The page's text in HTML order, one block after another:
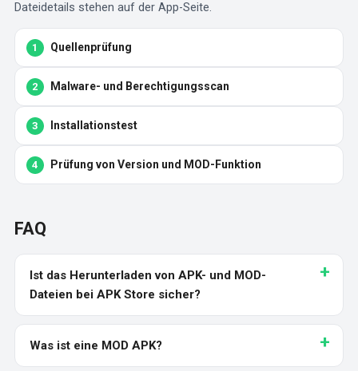
Dateidetails stehen auf der App-Seite.
Quellenprüfung
Malware- und Berechtigungsscan
Installationstest
Prüfung von Version und MOD-Funktion
FAQ
Ist das Herunterladen von APK- und MOD-
Dateien bei APK Store sicher?
Was ist eine MOD APK?